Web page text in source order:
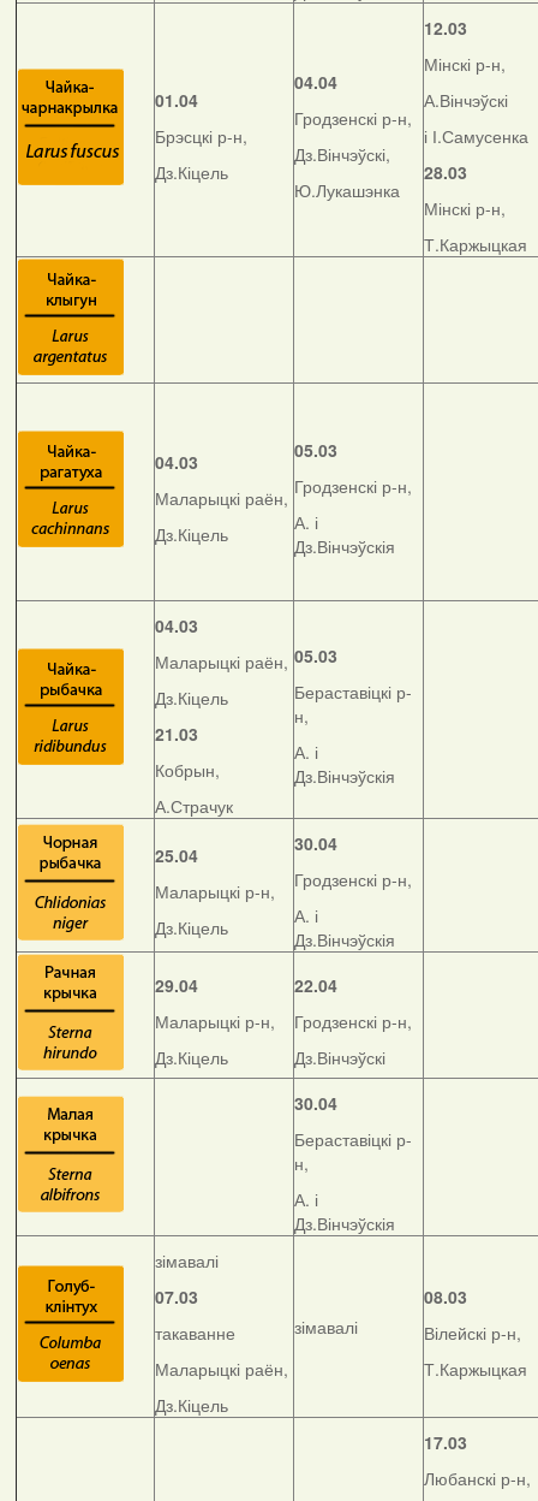
01.04
Брэсцкі р-н,
Дз.Кіцель
04.04
Гродзенскі р-н,
Дз.Вінчэўскі,
Ю.Лукашэнка
12.03
Мінскі р-н,
А.Вінчэўскі
і І.Самусенка
28.03
Мінскі р-н,
Т.Каржыцкая
04.03
Маларыцкі раён,
Дз.Кіцель
05.03
Гродзенскі р-н,
А. і
Дз.Вінчэўскія
04.03
Маларыцкі раён,
Дз.Кіцель
21.03
Кобрын,
А.Страчук
05.03
Бераставіцкі р-
н,
А. і
Дз.Вінчэўскія
25.04
Маларыцкі р-н,
Дз.Кіцель
30.04
Гродзенскі р-н,
А. і
Дз.Вінчэўскія
29.04
Маларыцкі р-н,
Дз.Кіцель
22.04
Гродзенскі р-н,
Дз.Вінчэўскі
30.04
Бераставіцкі р-
н,
А. і
Дз.Вінчэўскія
зімавалі
07.03
такаванне
Маларыцкі раён,
Дз.Кіцель
зімавалі
08.03
Вілейскі р-н,
Т.Каржыцкая
17.03
Любанскі р-н,